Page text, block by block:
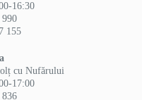
16:30
155
cu Nufărului
17:00